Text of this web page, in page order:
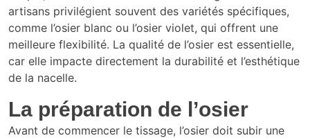
artisans privilégient souvent des variétés spécifiques,
comme l’osier blanc ou l’osier violet, qui offrent une
meilleure flexibilité. La qualité de l’osier est essentielle,
car elle impacte directement la durabilité et l’esthétique
de la nacelle.
La préparation de l’osier
Avant de commencer le tissage, l’osier doit subir une